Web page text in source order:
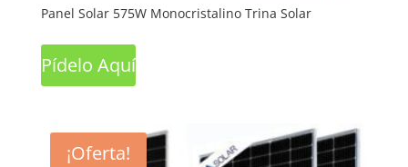
Panel Solar 575W Monocristalino Trina Solar
Pídelo Aquí
¡Oferta!